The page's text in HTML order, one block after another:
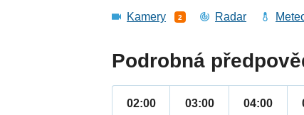
Kamery 2 Radar
Podrobná
02:00 03:00 04:00